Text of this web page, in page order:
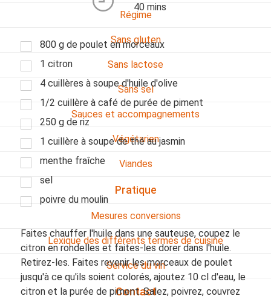
Régime
Sans gluten
Sans lactose
Sans sel
Sauces et accompagnements
Végétarien
Viandes
Pratique
Mesures conversions
Lexique des différents termes de cuisine
Service du vin
Contact
40 mins
800 g de poulet en morceaux
1 citron
4 cuillères à soupe d'huile d'olive
1/2 cuillère à café de purée de piment
250 g de riz
1 cuillère à soupe de thé au jasmin
menthe fraîche
sel
poivre du moulin
Faites chauffer l'huile dans une sauteuse, coupez le
citron en rondelles et faites-les dorer dans l'huile.
Retirez-les. Faites revenir les morceaux de poulet
jusqu'à ce qu'ils soient colorés, ajoutez 10 cl d'eau, le
citron et la purée de piment. Salez, poivrez, couvrez